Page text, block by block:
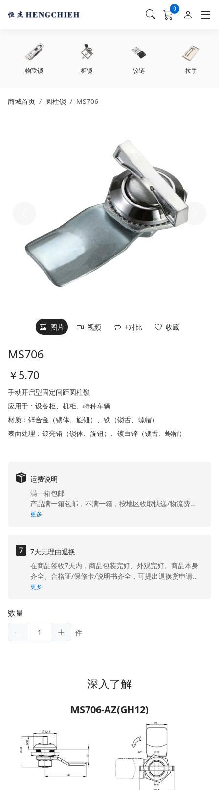
0unread
物联锁 柜锁 铰链 拉手
商城首页 圆柱锁 MS706
图片 视频 +对比
MS706
￥ 5.70
手动开启型固定间距圆柱锁
应用于：设备柜、机柜、特种车辆
材质：锌合金（锁体、旋钮）、铁（锁舌、螺帽）
表面处理：镀亮铬（锁体、旋钮）、镀白锌（锁舌、螺帽）
运费说明
满一箱包邮
产品满一箱包邮，不满一箱，按地区收取快递/物流费
用。港澳台地区不包邮。
更多
7天无理由退换
在商品签收7天内，商品包装完好、外观完好、商品本身
齐全、合格证/保修卡/说明书齐全，可提出退换货申请。
除产品性能故障的损坏以外的其他原因导致的退换货，客
他原因导致的退换货，客户需承担退换货运费。
更多
数量
件
深入了解
MS706-AZ(GH12)